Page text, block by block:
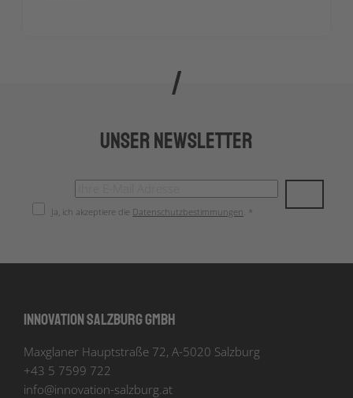
Unser Newsletter
Ja, ich akzeptiere die Datenschutzbestimmungen . *
Innovation Salzburg GmbH
Maxglaner Hauptstraße 72, A-5020 Salzburg
+43 5 7599 722
info@innovation-salzburg.at